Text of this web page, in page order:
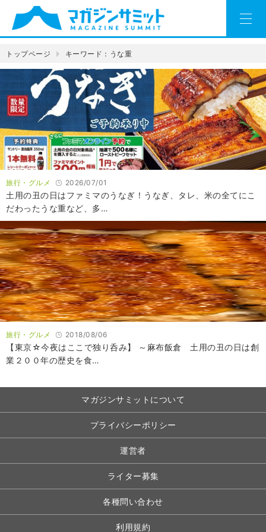
トップページ キーワード：うな重
旅行・グルメ 2026/07/01
土用の丑の日はファミマのうなぎ！うなぎ、タレ、米の全てにこ
だわったうな重など、多…
旅行・グルメ 2018/08/06
【東京☆今夜はここで独り呑み】 ～麻布飯倉 土用の丑の日は創
業２００年の歴史を食…
マガジンサミットについて
プライバシーポリシー
運営者
ライター募集
各種問い合わせ
利用規約